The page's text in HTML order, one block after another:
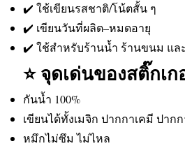
✔️ ใช้เขียนรสชาติ/โน้ตสั้น ๆ
✔️ เขียนวันที่ผลิต–หมดอายุ
✔️ ใช้สำหรับร้านน้ำ ร้านขนม แล
⭐ จุดเด่นของสติ๊กเ
กันน้ำ 100%
เขียนได้ทั้งเมจิก ปากกาเคมี ปาก
หมึกไม่ซึม ไม่ไหล